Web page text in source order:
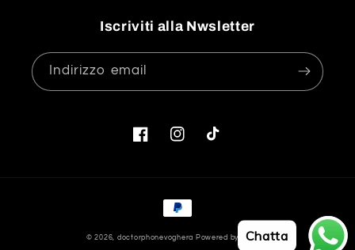
Iscriviti alla Nwsletter
Indirizzo email
FacebookInstagramTikTok
Metodi
pagamento
© 2026, doctorphonevoghera Powered by ShopifyChatta